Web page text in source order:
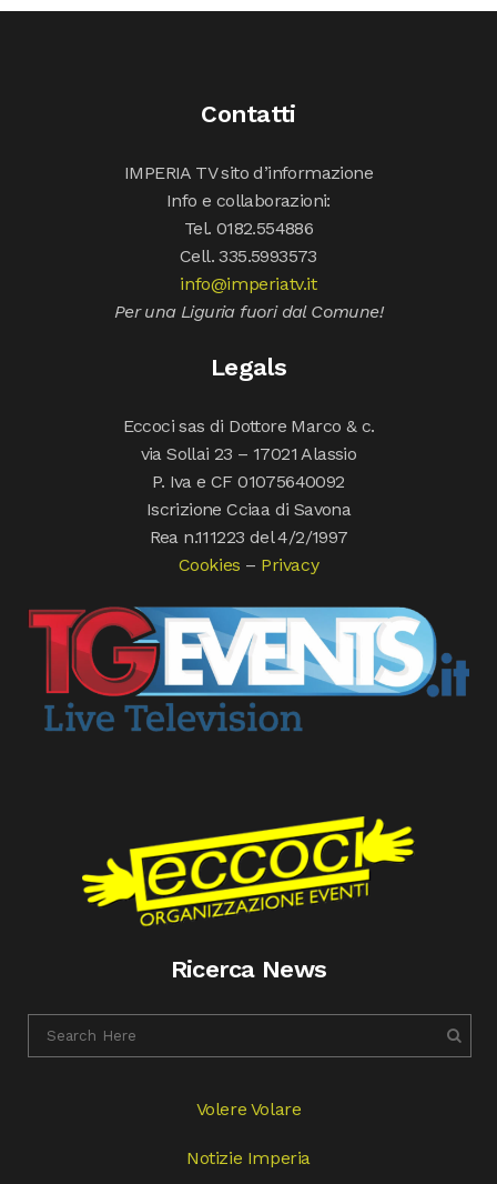
Contatti
IMPERIA TV sito d’informazione
Info e collaborazioni:
Tel. 0182.554886
Cell. 335.5993573
info@imperiatv.it
Per una Liguria fuori dal Comune!
Legals
Eccoci sas di Dottore Marco & c.
via Sollai 23 – 17021 Alassio
P. Iva e CF 01075640092
Iscrizione Cciaa di Savona
Rea n.111223 del 4/2/1997
Cookies – Privacy
Ricerca News
Volere Volare
Notizie Imperia